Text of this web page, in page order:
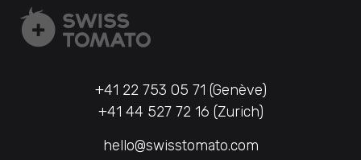
+41 22 753 05 71 (Genève)
+41 44 527 72 16 (Zurich)
hello@swisstomato.com